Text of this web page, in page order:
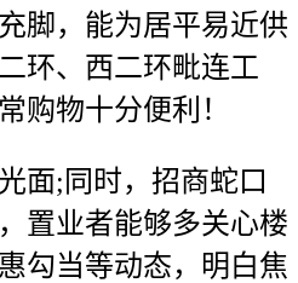
脚，能为居平易近供
环、西二环毗连工
购物十分便利！
;同时，招商蛇口
置业者能够多关心楼
勾当等动态，明白焦